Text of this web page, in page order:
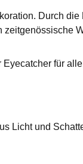
Durch
für
Licht und